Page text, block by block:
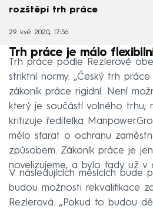
rozštěpí trh práce
29. kvě 2020, 17:56
Trh práce je málo
Trh práce podle Rezlerové
striktní normy. „Český trh
zákoník práce rigidní. Není
který je součástí volného trhu,
kritizuje ředitelka
mělo starat o ochranu
způsobem. Zákoník práce je
novelizujeme, a bylo tady už v
V následujících měsících bude
budou možnosti rekvalifikace
Rezlerová. „Pokud to budou